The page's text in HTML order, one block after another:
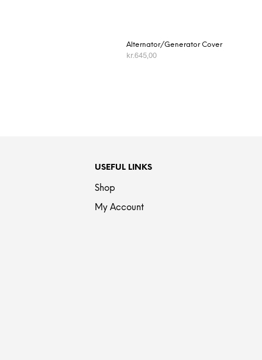
Alternator/Generator Cover
kr.645,00
USEFUL LINKS
Shop
My Account